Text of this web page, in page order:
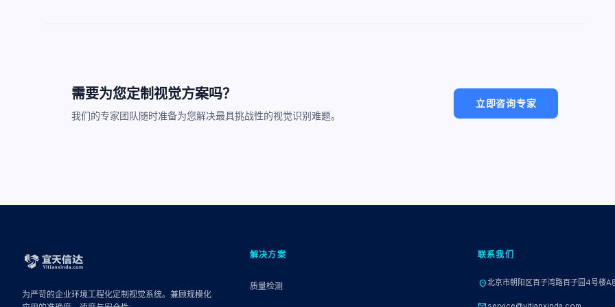
需要为您定制视觉方案吗？
我们的专家团队随时准备为您解决最具挑战性的视觉识别难题。
立即咨询专家
为严苛的企业环境工程化定制视觉系统。兼顾规模化
解决方案
质量检测
联系我们
location_on北京市朝阳区百子湾路百子园4号楼A